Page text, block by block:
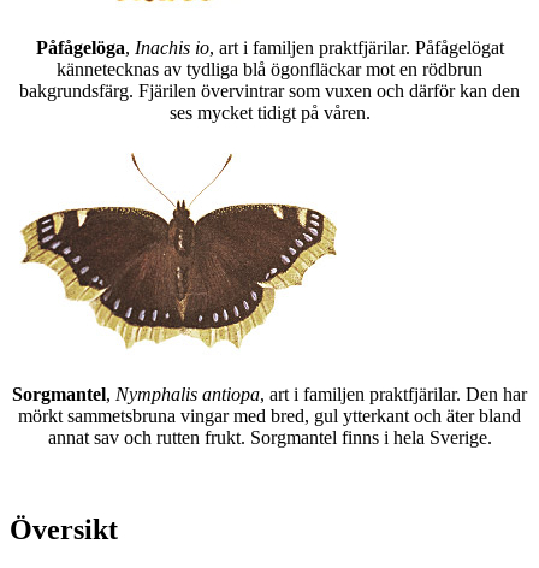
Påfågelöga, Inachis io, art i familjen praktfjärilar. Påfågelögat
kännetecknas av tydliga blå ögonfläckar mot en rödbrun
bakgrundsfärg. Fjärilen övervintrar som vuxen och därför kan den
ses mycket tidigt på våren.
Sorgmantel, Nymphalis antiopa, art i familjen praktfjärilar. Den har
mörkt sammetsbruna vingar med bred, gul ytterkant och äter bland
annat sav och rutten frukt. Sorgmantel finns i hela Sverige.
Översikt